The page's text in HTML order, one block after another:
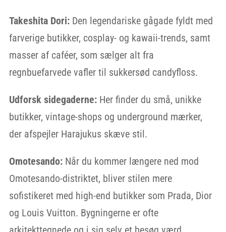
Takeshita Dori:Den legendariske gågade fyldt med
farverige butikker, cosplay- og kawaii-trends, samt
masser af caféer, som sælger alt fra
regnbuefarvede vafler til sukkersød candyfloss.
Udforsk sidegaderne:Her finder du små, unikke
butikker, vintage-shops og underground mærker,
der afspejler Harajukus skæve stil.
Omotesando:Når du kommer længere ned mod
Omotesando-distriktet, bliver stilen mere
sofistikeret med high-end butikker som Prada, Dior
og Louis Vuitton. Bygningerne er ofte